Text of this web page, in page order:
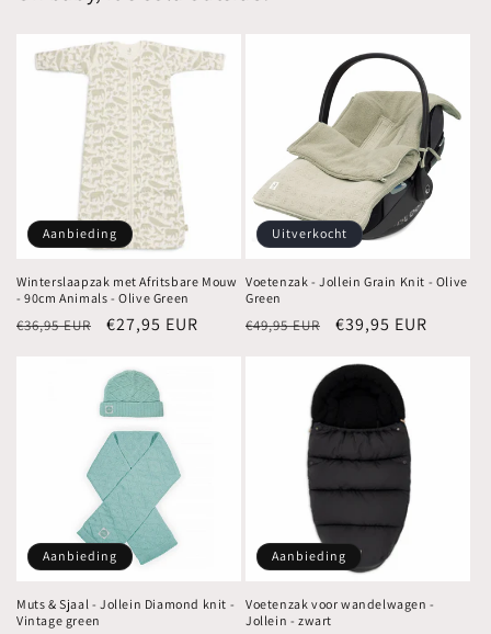
Aanbieding
Winterslaapzak met Afritsbare Mouw
- 90cm Animals - Olive Green
Normale
€36,95 EUR Aanbiedingsprijs
€27,95 EUR
Uitverkocht
Voetenzak - Jollein Grain Knit - Olive
Green
Normale
€49,95 EUR Aanbiedingsprijs
€39,95 EUR
Aanbieding
Muts & Sjaal - Jollein Diamond knit -
Vintage green
Aanbieding
Voetenzak voor wandelwagen -
Jollein - zwart